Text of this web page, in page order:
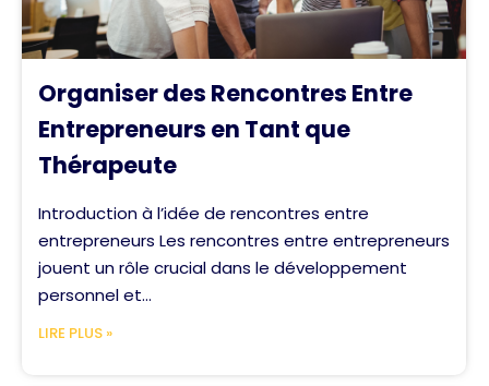
Organiser des Rencontres Entre
Entrepreneurs en Tant que
Thérapeute
Introduction à l’idée de rencontres entre
entrepreneurs Les rencontres entre entrepreneurs
jouent un rôle crucial dans le développement
personnel et...
LIRE PLUS »